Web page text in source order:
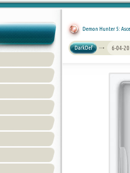
Demon Hunter 5:
DarkDef 6-04-